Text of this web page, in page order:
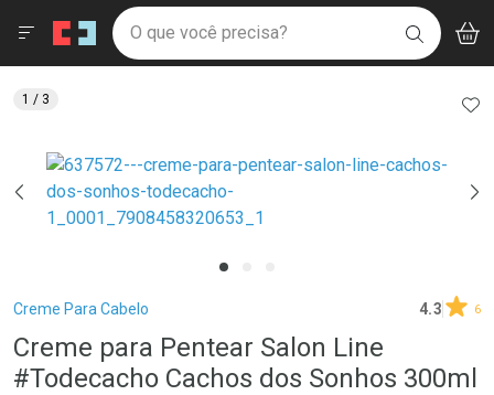
Drogaria São Paulo
Ir direto para a home
pela página
Ir direto para o conteúdo
Ir direto para a busca
Ir direto para a conta
Ir direto para a notificações
Ir direto para o carrinho
Ir direto para o menu
Faça a sua busca
O que você precisa? BUSCAR
Menu
Breadcrumb
Creme Para Cabelo 4.3 6
Creme para Pentear Salon Line
#Todecacho Cachos dos Sonhos 300ml
1 / 3